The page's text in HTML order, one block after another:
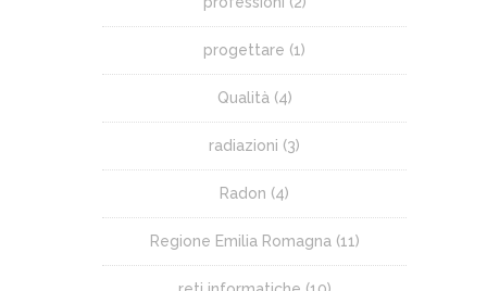
progettare (1)
Qualità (4)
radiazioni (3)
Radon (4)
Regione Emilia Romagna (11)